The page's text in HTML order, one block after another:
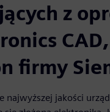
z
firmy
najwyższej jakości